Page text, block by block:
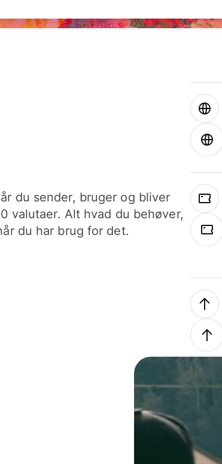
du sender, bruger og bliver
valutaer. Alt hvad du behøver,
du har brug for det.